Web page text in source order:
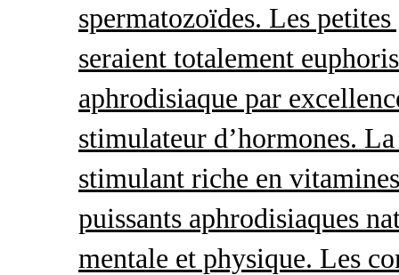
spermatozoïdes. Les
seraient totalement
aphrodisiaque par
stimulateur d’hormones.
stimulant riche en
puissants aphrodisiaques
mentale et physique. Les